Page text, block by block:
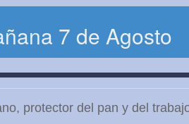
7 de Agosto
protector del pan y del